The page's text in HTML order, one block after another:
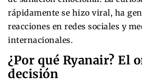
rápidamente se hizo viral, ha
reacciones en redes sociales y
internacionales.
¿Por qué Ryanair? El
decisión